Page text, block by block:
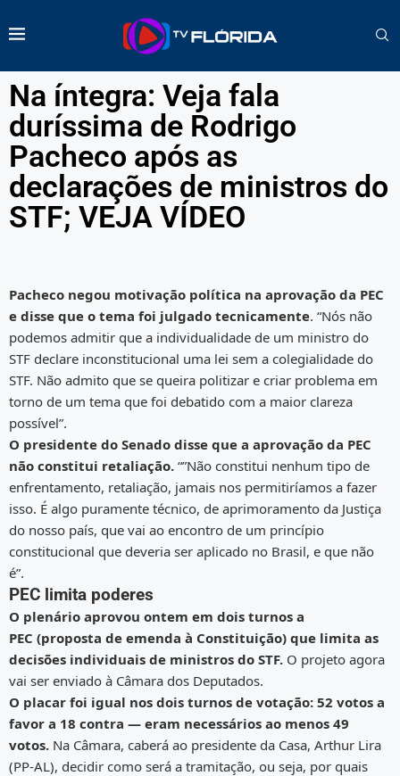
Na íntegra: Veja fala
duríssima de Rodrigo
Pacheco após as
declarações de ministros do
STF; VEJA VÍDEO
Pacheco negou motivação política na aprovação da PEC
e disse que o tema foi julgado tecnicamente. “Nós não
podemos admitir que a individualidade de um ministro do
STF declare inconstitucional uma lei sem a colegialidade do
STF. Não admito que se queira politizar e criar problema em
torno de um tema que foi debatido com a maior clareza
possível”.
O presidente do Senado disse que a aprovação da PEC
não constitui retaliação. “”Não constitui nenhum tipo de
enfrentamento, retaliação, jamais nos permitiríamos a fazer
isso. É algo puramente técnico, de aprimoramento da Justiça
do nosso país, que vai ao encontro de um princípio
constitucional que deveria ser aplicado no Brasil, e que não
é”.
PEC limita poderes
O plenário aprovou ontem em dois turnos a
PEC (proposta de emenda à Constituição) que limita as
decisões individuais de ministros do STF. O projeto agora
vai ser enviado à Câmara dos Deputados.
O placar foi igual nos dois turnos de votação: 52 votos a
favor a 18 contra — eram necessários ao menos 49
votos. Na Câmara, caberá ao presidente da Casa, Arthur Lira
(PP-AL), decidir como será a tramitação, ou seja, por quais